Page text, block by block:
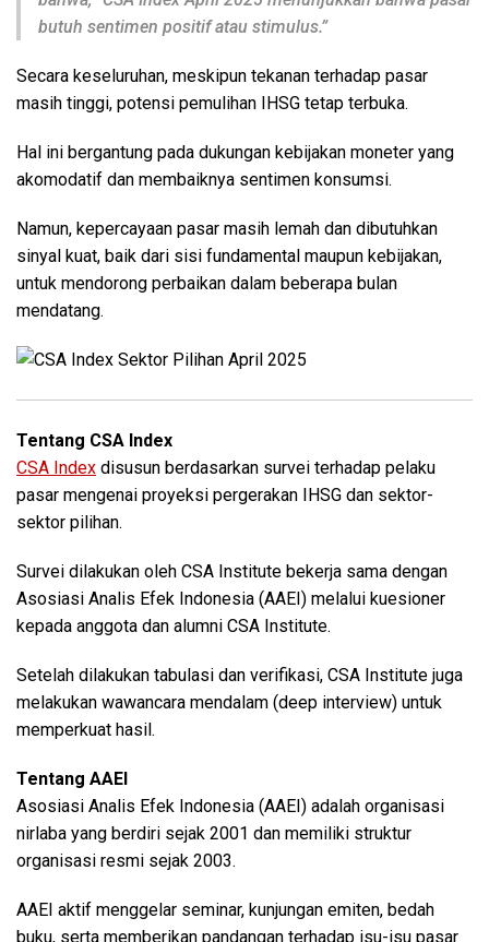
butuh sentimen positif atau stimulus.”
Secara keseluruhan, meskipun tekanan terhadap pasar
masih tinggi, potensi pemulihan IHSG tetap terbuka.
Hal ini bergantung pada dukungan kebijakan moneter yang
akomodatif dan membaiknya sentimen konsumsi.
Namun, kepercayaan pasar masih lemah dan dibutuhkan
sinyal kuat, baik dari sisi fundamental maupun kebijakan,
untuk mendorong perbaikan dalam beberapa bulan
mendatang.
Tentang CSA Index
CSA Index disusun berdasarkan survei terhadap pelaku
pasar mengenai proyeksi pergerakan IHSG dan sektor-
sektor pilihan.
Survei dilakukan oleh CSA Institute bekerja sama dengan
Asosiasi Analis Efek Indonesia (AAEI) melalui kuesioner
kepada anggota dan alumni CSA Institute.
Setelah dilakukan tabulasi dan verifikasi, CSA Institute juga
melakukan wawancara mendalam (deep interview) untuk
memperkuat hasil.
Tentang AAEI
Asosiasi Analis Efek Indonesia (AAEI) adalah organisasi
nirlaba yang berdiri sejak 2001 dan memiliki struktur
organisasi resmi sejak 2003.
AAEI aktif menggelar seminar, kunjungan emiten, bedah
buku, serta memberikan pandangan terhadap isu-isu pasar